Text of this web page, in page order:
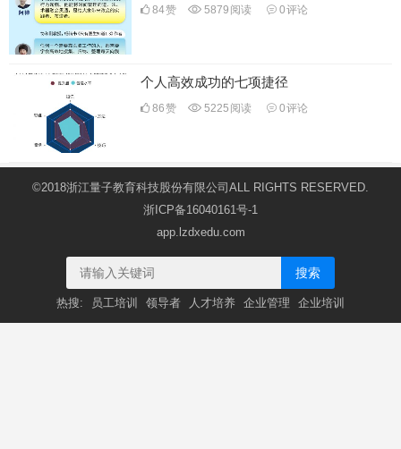
84赞 5879 阅读 0评论
个人高效成功的七项捷径
86赞 5225 阅读 0评论
©2018浙江量子教育科技股份有限公司ALL RIGHTS RESERVED.
浙ICP备16040161号-1
app.lzdxedu.com
搜索
热搜: 员工培训 领导者 人才培养 企业管理 企业培训